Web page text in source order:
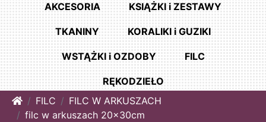
AKCESORIA KSIĄŻKI i ZESTAWY
TKANINY KORALIKI i GUZIKI
WSTĄŻKI i OZDOBY FILC
RĘKODZIEŁO
Home
FILC
FILC W ARKUSZACH
filc w arkuszach 20x30cm